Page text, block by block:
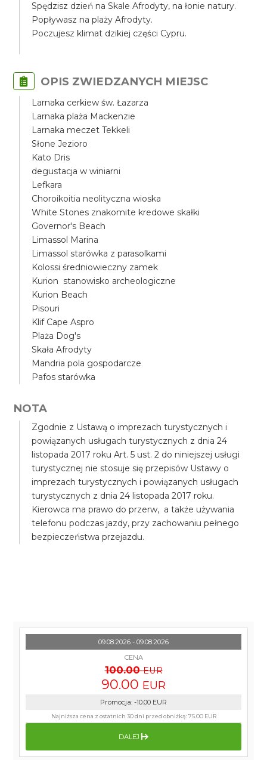
Spędzisz dzień na Skale Afrodyty, na łonie natury.
Popływasz na plaży Afrodyty.
Poczujesz klimat dzikiej części Cypru.
OPIS ZWIEDZANYCH MIEJSC
Larnaka cerkiew św. Łazarza
Larnaka plaża Mackenzie
Larnaka meczet Tekkeli
Słone Jezioro
Kato Dris
degustacja w winiarni
Lefkara
Choroikoitia neolityczna wioska
White Stones znakomite kredowe skałki
Governor's Beach
Limassol Marina
Limassol starówka z parasolkami
Kolossi średniowieczny zamek
Kurion stanowisko archeologiczne
Kurion Beach
Pisouri
Klif Cape Aspro
Plaża Dog's
Skała Afrodyty
Mandria pola gospodarcze
Pafos starówka
NOTA
Zgodnie z Ustawą o imprezach turystycznych i
powiązanych usługach turystycznych z dnia 24
listopada 2017 roku Art. 5 ust. 2 do niniejszej usługi
turystycznej nie stosuje się przepisów Ustawy o
imprezach turystycznych i powiązanych usługach
turystycznych z dnia 24 listopada 2017 roku.
Kierowca ma prawo do przerw, a także używania
telefonu podczas jazdy, przy zachowaniu pełnego
bezpieczeństwa przejazdu.
09.08.2026 - 09.08.2026
CENA
100.00 EUR
90.00 EUR
Promocja: -10.00 EUR
Najniższa cena z ostatnich 30 dni przed obniżką:75.00 EUR
DALEJ